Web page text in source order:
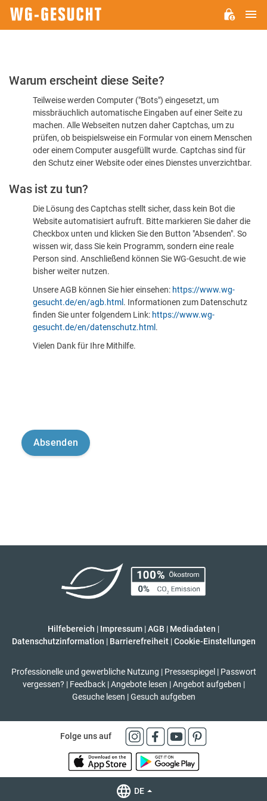
Bitte
dass
sind
Warum erscheint diese Seite?
Teilweise werden Computer ("Bots") eingesetzt, um
missbräuchlich automatische Eingaben auf einer Seite zu
machen. Alle Webseiten nutzen daher Captchas, um zu
prüfen, ob beispielsweise ein Formular von einem Menschen
oder einem Computer ausgefüllt wurde. Captchas sind für
den Schutz einer Website oder eines Dienstes unverzichtbar.
Was ist zu tun?
Die Lösung des Captchas stellt sicher, dass kein Bot die
Website automatisiert aufruft. Bitte markieren Sie daher die
Checkbox unten und klicken Sie den Button "Absenden". So
wissen wir, dass Sie kein Programm, sondern eine reale
Person sind. Anschließend können Sie WG-Gesucht.de wie
bisher weiter nutzen.
Unsere AGB können Sie hier einsehen: https://www.wg-
gesucht.de/en/agb.html . Informationen zum Datenschutz
finden Sie unter folgendem Link: https://www.wg-
gesucht.de/en/datenschutz.html .
Vielen Dank für Ihre Mithilfe.
Hilfebereich | Impressum |AGB | Mediadaten |
Datenschutzinformation | Barrierefreiheit | Cookie-Einstellungen
Professionelle und gewerbliche Nutzung | Pressespiegel | Passwort
vergessen? | Feedback | Angebote lesen | Angebot aufgeben |
Gesuche lesen | Gesuch aufgeben
Folge uns auf
DE